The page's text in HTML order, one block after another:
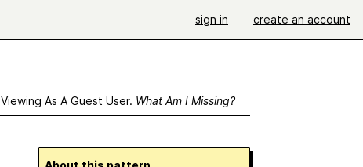
sign in create an account
Viewing As A Guest User. What Am I Missing?